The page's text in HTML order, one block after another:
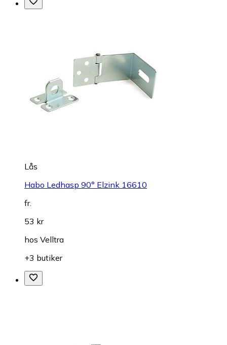
Lås
Habo Ledhasp 90° Elzink 16610
fr.
53 kr
hos Velltra
+3 butiker